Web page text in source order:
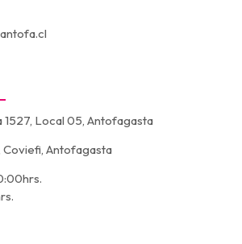
Local 05, Antofagasta
Coviefi, Antofagasta